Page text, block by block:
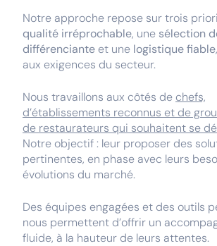
Notre approche repose sur trois
qualité irréprochable, une sélection
différenciante et une logistique fiable
aux exigences du secteur.
Nous travaillons aux côtés de chefs,
d’établissements reconnus et de
de restaurateurs qui souhaitent se
Notre objectif : leur proposer des
pertinentes, en phase avec leurs
évolutions du marché.
Des équipes engagées et des outils
nous permettent d’offrir un
fluide, à la hauteur de leurs attentes.